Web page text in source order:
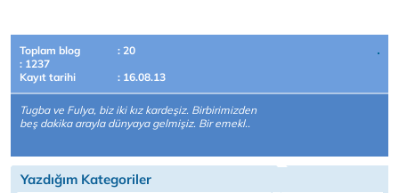
Toplam blog
: 20
: 1237
Kayıt tarihi
: 16.08.13
Tugba ve Fulya, biz iki kız kardeşiz. Birbirimizden
beş dakika arayla dünyaya gelmişiz. Bir emekl..
Yazdığım Kategoriler